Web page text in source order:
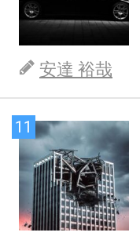
安達 裕哉
11